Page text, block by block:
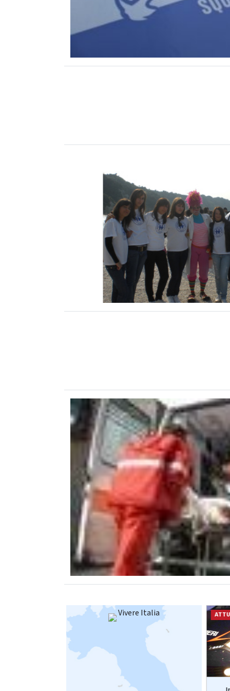
Vivere Italia
ATTUALITÀ